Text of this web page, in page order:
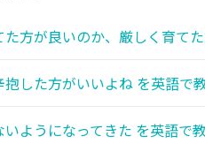
た方が良いのか、厳しく育て
抱した方がいいよね を英語で
ようになってきた を英語で